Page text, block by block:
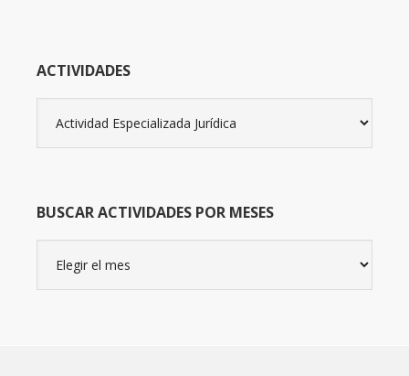
ACTIVIDADES
BUSCAR ACTIVIDADES POR MESES
actividades
por